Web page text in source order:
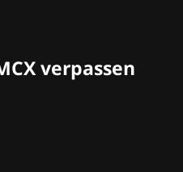
verpassen